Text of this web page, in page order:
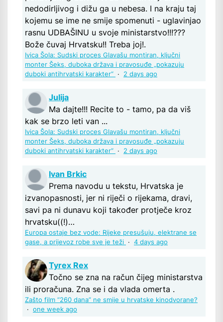
nedodirljivog i dižu ga u nebesa. I na kraju taj
kojemu se ime ne smije spomenuti - uglavinjao
rasnu UDBAŠINU u svoje ministarstvo!!!???
Bože čuvaj Hrvatsku!! Treba joj!.
Ivica Šola: Sudski proces Glavašu montiran, ključni
monter Šeks, duboka država i pravosuđe „pokazuju
duboki antihrvatski karakter“ · 2 days ago
Julija
Ma dajte!!! Recite to - tamo, pa da viš
kak se brzo leti van ...
Ivica Šola: Sudski proces Glavašu montiran, ključni
monter Šeks, duboka država i pravosuđe „pokazuju
duboki antihrvatski karakter“ · 2 days ago
Ivan Brkic
Prema navodu u tekstu, Hrvatska je
izvanopasnosti, jer ni riječi o rijekama, dravi,
savi pa ni dunavu koji također protječe kroz
hrvatsku((!)…
Europa ostaje bez vode: Rijeke presušuju, elektrane se
gase, a prijevoz robe sve je teži · 4 days ago
Tyrex Rex
Točno se zna na račun čijeg ministarstva
ili proračuna. Zna se i da vlada omerta .
Zašto film “260 dana” ne smije u hrvatske kinodvorane?
· one week ago